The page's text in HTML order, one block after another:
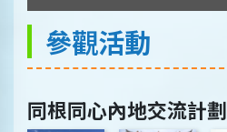
參觀活動
同根同心內地交流計劃